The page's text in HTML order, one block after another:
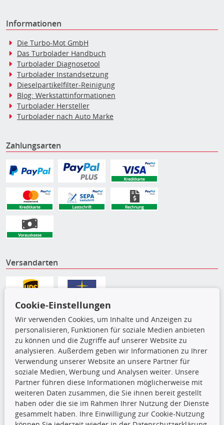
Informationen
Die Turbo-Mot GmbH
Das Turbolader Handbuch
Turbolader Diagnosetool
Turbolader Instandsetzung
Dieselpartikelfilter-Reinigung
Blog: Werkstattinformationen
Turbolader Hersteller
Turbolader nach Auto Marke
Zahlungsarten
Versandarten
Die hier angezeigten Daten,
insbesondere die gesamte Datenbank,
dürfen nicht kopiert werden. Es ist zu
unterlassen, die Daten oder die gesamte Datenbank ohne
Cookie-Einstellungen
Wir verwenden Cookies, um Inhalte und Anzeigen zu
personalisieren, Funktionen für soziale Medien anbieten
zu können und die Zugriffe auf unserer Website zu
analysieren. Außerdem geben wir Informationen zu Ihrer
Verwendung unserer Website an unsere Partner für
soziale Medien, Werbung und Analysen weiter. Unsere
Partner führen diese Informationen möglicherweise mit
weiteren Daten zusammen, die Sie ihnen bereit gestellt
haben oder die sie im Rahmen Ihrer Nutzung der Dienste
gesammelt haben. Ihre Einwilligung zur Cookie-Nutzung